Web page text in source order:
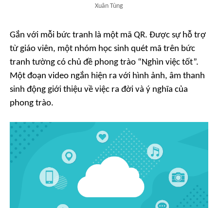
Xuân Tùng
Gắn với mỗi bức tranh là một mã QR. Được sự hỗ trợ
từ giáo viên, một nhóm học sinh quét mã trên bức
tranh tường có chủ đề phong trào “Nghìn việc tốt”.
Một đoạn video ngắn hiện ra với hình ảnh, âm thanh
sinh động giới thiệu về việc ra đời và ý nghĩa của
phong trào.